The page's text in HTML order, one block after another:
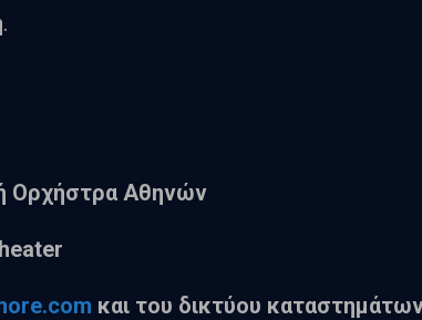
.
Ορχήστρα Αθηνών
και του δικτύου